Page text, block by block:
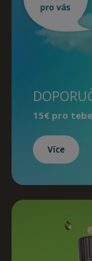
15€ pro
Více